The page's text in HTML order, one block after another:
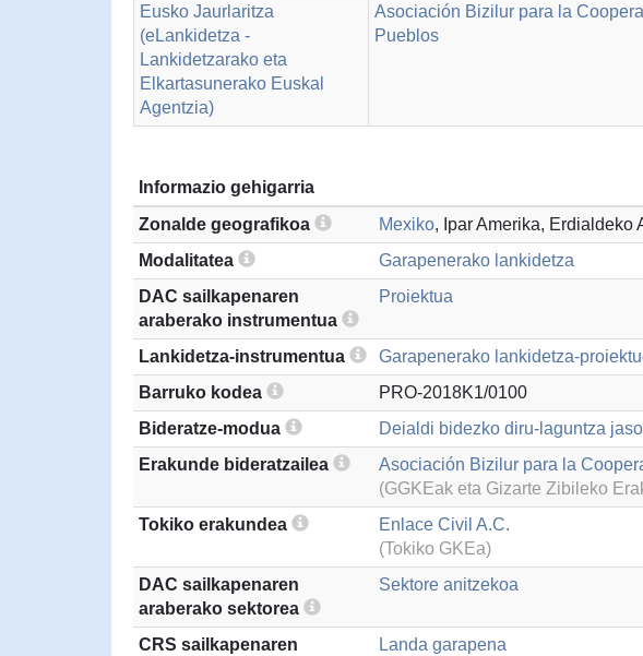
Eusko Jaurlaritza
(eLankidetza -
Lankidetzarako eta
Elkartasunerako Euskal
Agentzia)
Asociación Bizilur para la
Pueblos
Informazio gehigarria
Zonalde geografikoa
Mexiko, Ipar Amerika, Erdialdeko
Modalitatea
Garapenerako lankidetza
DAC sailkapenaren
araberako instrumentua
Proiektua
Lankidetza-instrumentua
Garapenerako lankidetza-
Barruko kodea
PRO-2018K1/0100
Bideratze-modua
Deialdi bidezko diru-laguntza
Erakunde bideratzailea
Asociación Bizilur para la
(GGKEak eta Gizarte Zibileko
Tokiko erakundea
Enlace Civil A.C.
(Tokiko GKEa)
DAC sailkapenaren
araberako sektorea
Sektore anitzekoa
CRS sailkapenaren Landa garapena